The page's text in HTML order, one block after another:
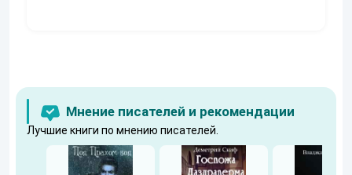
Мнение писателей и рекомендации
Лучшие книги по мнению писателей.